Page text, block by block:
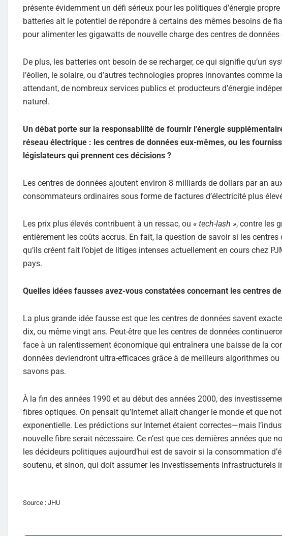
présente évidemment un défi sérieux pour les politiques d’énergie
batteries ait le potentiel de répondre à certains des mêmes besoins de
pour alimenter les gigawatts de nouvelle charge des centres de données
De plus, les batteries ont besoin de se recharger, ce qui signifie qu’un
l’éolien, le solaire, ou d’autres technologies propres innovantes
attendant, de nombreux services publics et producteurs d’énergie
naturel.
Un débat porte sur la responsabilité de fournir l’énergie
réseau électrique : les centres de données eux-mêmes, ou les
législateurs qui prennent ces décisions ?
Les centres de données ajoutent environ 8 milliards de dollars par an
consommateurs ordinaires sous forme de factures d’électricité plus
Les prix plus élevés contribuent à un ressac, ou « tech-lash », contre les
entièrement les coûts accrus. En fait, la question de savoir si les
qu’ils créent fait l’objet de litiges intenses actuellement en cours chez
pays.
Quelles idées fausses avez-vous constatées concernant les centres
La plus grande idée fausse est que les centres de données savent
dix, ou même vingt ans. Peut-être que les centres de données
face à un ralentissement économique qui entraînera une baisse de la
données deviendront ultra-efficaces grâce à de meilleurs algorithmes
savons pas.
À la fin des années 1990 et au début des années 2000, des
fibres optiques. On pensait qu’Internet allait changer le monde et que
exponentielle. Les prédictions sur Internet étaient correctes—mais
nouvelle fibre serait nécessaire. Ce n’est que ces dernières années que
les décideurs politiques aujourd’hui est de savoir si la consommation
soutenu, et sinon, qui doit assumer les investissements infrastructurels
Source : JHU